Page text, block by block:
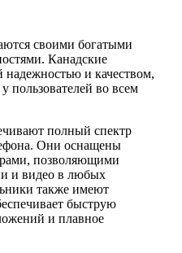
своими богатыми
Канадские
и качеством,
пользователей во всем
полный спектр
Они оснащены
позволяющими
и видео в любых
также имеют
быструю
и плавное